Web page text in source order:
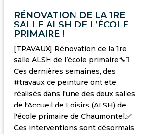
RÉNOVATION DE LA 1RE
SALLE ALSH DE L’ÉCOLE
PRIMAIRE !
[TRAVAUX] Rénovation de la 1re
salle ALSH de l’école primaire🔧🫟
Ces dernières semaines, des
#travaux de peinture ont été
réalisés dans l'une des deux salles
de l'Accueil de Loisirs (ALSH) de
l'école primaire de Chaumontel.✅
Ces interventions sont désormais